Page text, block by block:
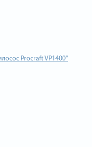
Procraft VP1400"